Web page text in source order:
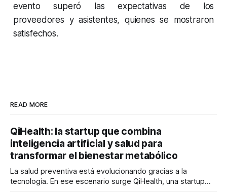
evento superó las expectativas de los
proveedores y asistentes, quienes se mostraron
satisfechos.
READ MORE
QiHealth: la startup que combina
inteligencia artificial y salud para
transformar el bienestar metabólico
La salud preventiva está evolucionando gracias a la
tecnología. En ese escenario surge QiHealth, una startup